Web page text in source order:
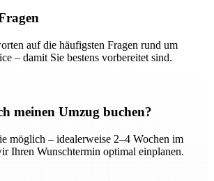
auf die häufigsten Fragen rund um
– damit Sie bestens vorbereitet sind.
meinen Umzug buchen?
möglich – idealerweise 2–4 Wochen im
Ihren Wunschtermin optimal einplanen.